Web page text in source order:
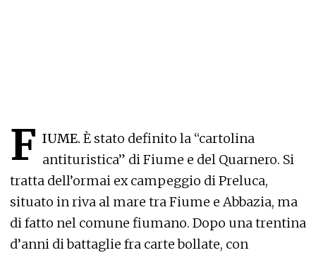
F IUME. È stato definito la “cartolina
antituristica” di Fiume e del Quarnero. Si
tratta dell’ormai ex campeggio di Preluca,
situato in riva al mare tra Fiume e Abbazia, ma
di fatto nel comune fiumano. Dopo una trentina
d’anni di battaglie fra carte bollate, con